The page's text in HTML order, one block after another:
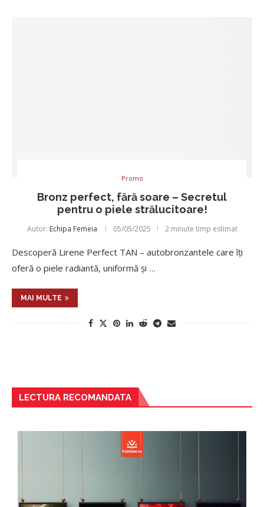
Promo
Bronz perfect, fără soare – Secretul
pentru o piele strălucitoare!
Autor: Echipa Femeia 05/05/2025 2 minute timp estimat
Descoperă Lirene Perfect TAN – autobronzantele care îți
oferă o piele radiantă, uniformă și …
MAI MULTE
LECTURA RECOMANDATA